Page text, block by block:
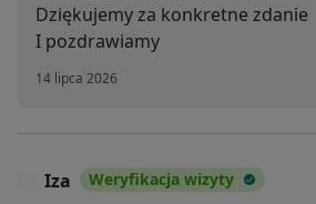
Dziękujemy za konkretne zdanie
I pozdrawiamy
14 lipca 2026
Iza Weryfikacja wizyty